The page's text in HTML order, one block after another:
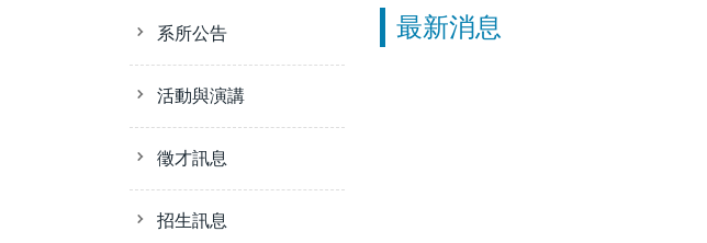
系所公告
活動與演講
徵才訊息
招生訊息
最新消息